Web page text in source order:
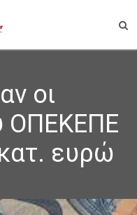
οι
ΟΠΕΚΕΠΕ
ευρώ